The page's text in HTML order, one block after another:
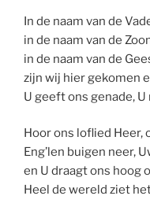
In de naam van de
in de naam van de
in de naam van de
zijn wij hier gekomen
U geeft ons genade, U
Hoor ons loflied Heer,
Eng’len buigen neer,
en U draagt ons hoog
Heel de wereld ziet